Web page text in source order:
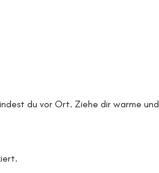
du vor Ort. Ziehe dir warme und